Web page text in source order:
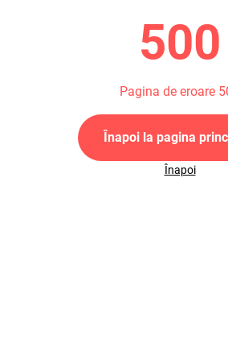
500
Pagina de eroare
Înapoi la pagina
Înapoi